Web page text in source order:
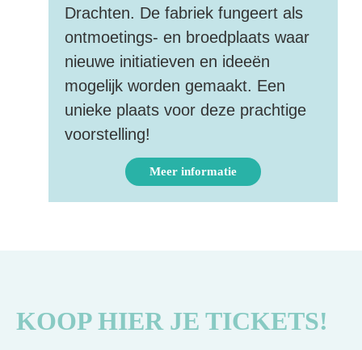
Drachten. De fabriek fungeert als
ontmoetings- en broedplaats waar
nieuwe initiatieven en ideeën
mogelijk worden gemaakt. Een
unieke plaats voor deze prachtige
voorstelling!
Meer informatie
KOOP HIER JE TICKETS!